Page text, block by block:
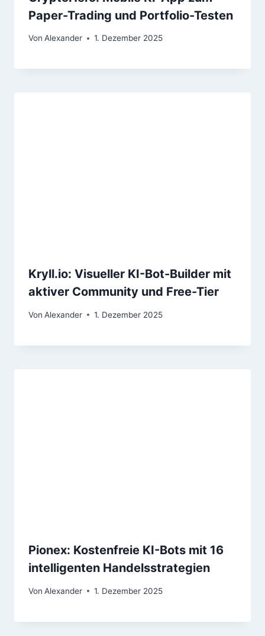
Paper-Trading und Portfolio-Testen
Von Alexander 1. Dezember 2025
Kryll.io: Visueller KI-Bot-Builder mit
aktiver Community und Free-Tier
Von Alexander 1. Dezember 2025
Pionex: Kostenfreie KI-Bots mit 16
intelligenten Handelsstrategien
Von Alexander 1. Dezember 2025